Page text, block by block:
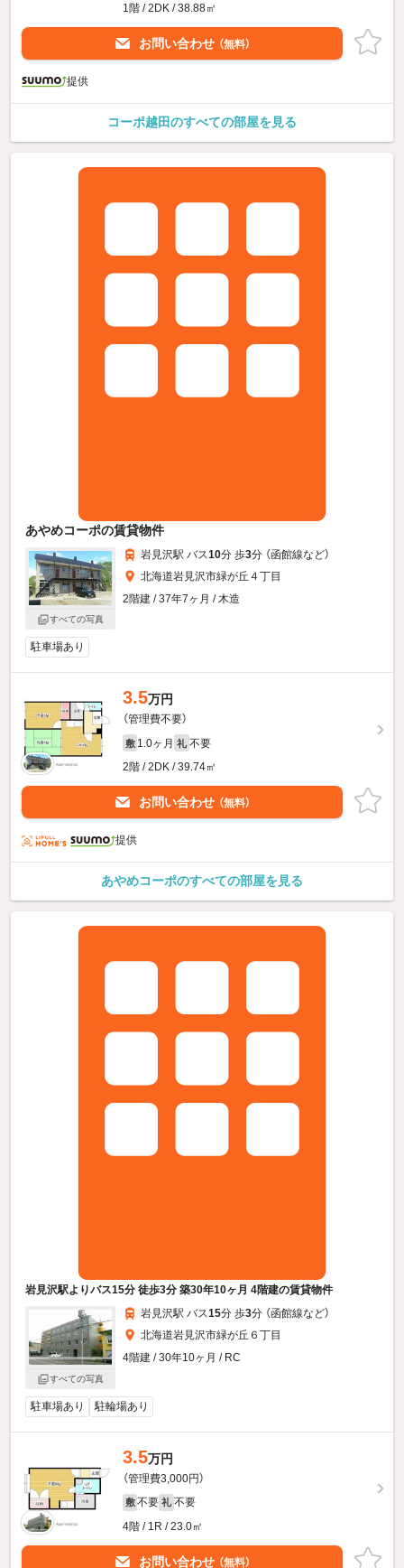
1階 / 2DK / 38.88㎡
お問い合わせ （無料）
提供
コーポ越田のすべての部屋を見る
あやめコーポの賃貸物件
すべての写真
岩見沢駅 バス10分 歩3分 （函館線など）
北海道岩見沢市緑が丘４丁目
2階建 / 37年7ヶ月 / 木造
駐車場あり
3.5万円
（管理費不要）
敷 1.0ヶ月 礼 不要
2階 / 2DK / 39.74㎡
お問い合わせ （無料）
提供
あやめコーポのすべての部屋を見る
岩見沢駅よりバス15分 徒歩3分 築30年10ヶ月 4階建の賃貸物件
すべての写真
岩見沢駅 バス15分 歩3分 （函館線など）
北海道岩見沢市緑が丘６丁目
4階建 / 30年10ヶ月 / RC
駐車場あり 駐輪場あり
3.5万円
（管理費3,000円）
敷 不要 礼 不要
4階 / 1R / 23.0㎡
お問い合わせ （無料）